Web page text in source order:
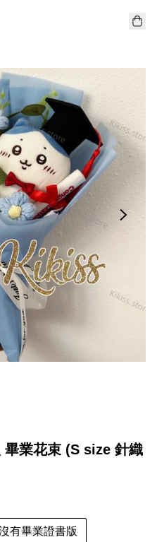
畢業花束 (S size 針織
有畢業證書版